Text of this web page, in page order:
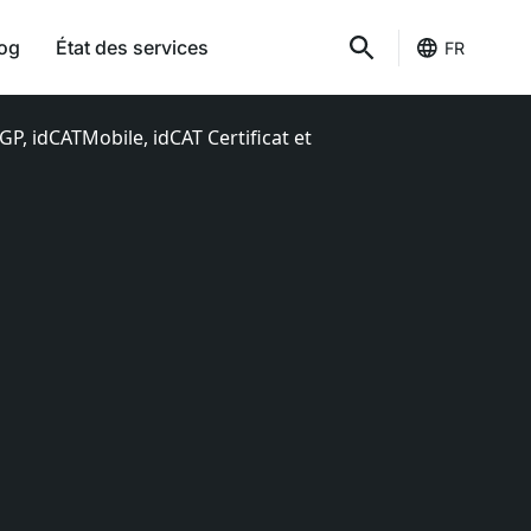
État des services FR
idCATMobile, idCAT Certificat et